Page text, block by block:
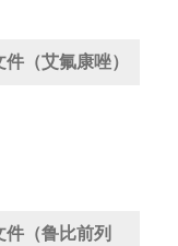
（艾氟康唑）
（鲁比前列